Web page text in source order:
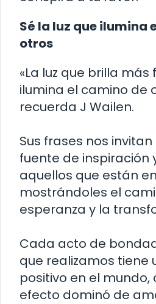
Sé la luz que ilumina
otros
«La luz que brilla
ilumina el camino de
recuerda J Wailen.
Sus frases nos
fuente de inspiración
aquellos que están
mostrándoles el
esperanza y la
Cada acto de
que realizamos tiene
positivo en el mundo,
efecto dominó de